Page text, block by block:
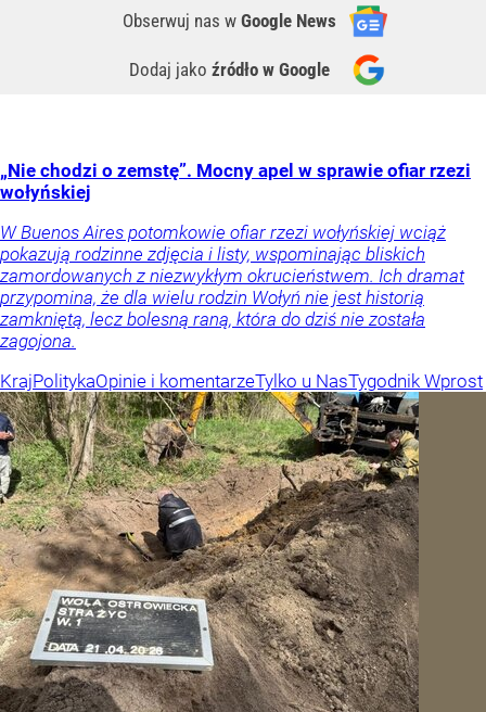
Obserwuj nas w Google News
Dodaj jako źródło w Google
„Nie chodzi o zemstę”. Mocny apel w sprawie ofiar rzezi
wołyńskiej
W Buenos Aires potomkowie ofiar rzezi wołyńskiej wciąż
pokazują rodzinne zdjęcia i listy, wspominając bliskich
zamordowanych z niezwykłym okrucieństwem. Ich dramat
przypomina, że dla wielu rodzin Wołyń nie jest historią
zamkniętą, lecz bolesną raną, która do dziś nie została
zagojona.
KrajPolitykaOpinie i komentarzeTylko u NasTygodnik Wprost